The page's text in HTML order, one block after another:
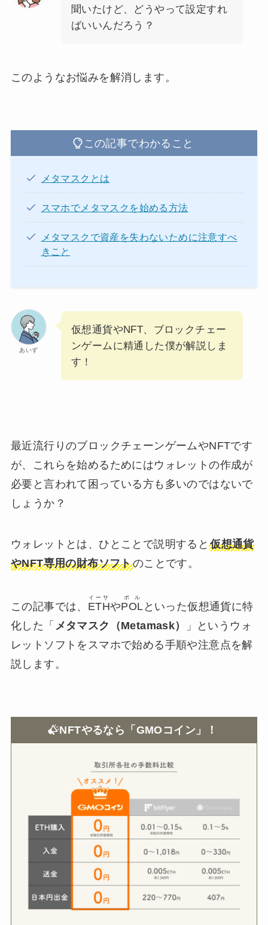
聞いたけど、どうやって設定すれ
ばいいんだろう？
このようなお悩みを解消します。
この記事でわかること
メタマスクとは
スマホでメタマスクを始める方法
メタマスクで資産を失わないために注意すべ
きこと
あいず
仮想通貨やNFT、ブロックチェー
ンゲームに精通した僕が解説しま
す！
最近流行りのブロックチェーンゲームやNFTです
が、これらを始めるためにはウォレットの作成が
必要と言われて困っている方も多いのではないで
しょうか？
ウォレットとは、ひとことで説明すると仮想通貨
やNFT専用の財布ソフトのことです。
この記事では、 ETH
イーサ
やPOL
ポル
といった仮想通貨に特
化した「 メタマスク（Metamask）
」というウォ
レットソフトをスマホで始める手順や注意点を解
説します。
NFTやるなら「GMOコイン」！